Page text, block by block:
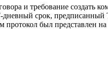
и требование создать
срок,
был представлен